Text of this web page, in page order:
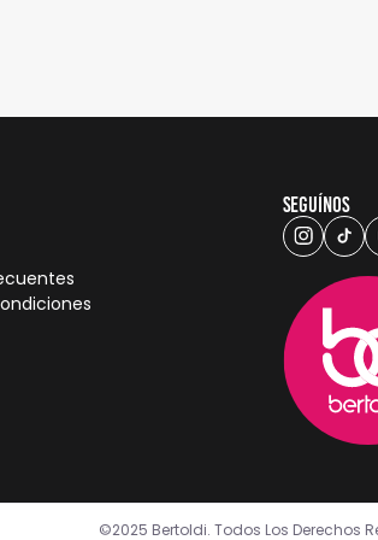
Seguínos
©2025 Bertoldi. Todos Los Derechos